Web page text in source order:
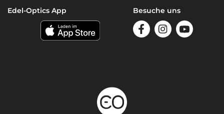
Edel-Optics App Besuche uns